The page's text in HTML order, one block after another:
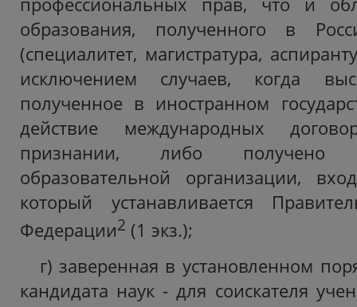
образования, полученного в
(специалитет, магистратура,
исключением случаев, когда
полученное в иностранном
действие международных
признании, либо получено
образовательной организации,
который устанавливается
Федерации2 (1 экз.);
г) заверенная в установленном
кандидата наук - для соискателя